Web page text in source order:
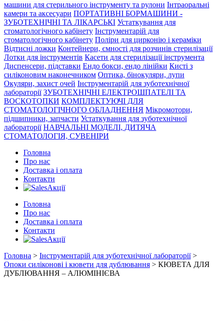
машини для стерильного інструменту та рулони Інтраоральні
камери та аксесуари ПОРТАТИВНІ БОРМАШИНИ -
ЗУБОТЕХНІЧНІ ТА ЛІКАРСЬКІ Устаткування для
стоматологічного кабінету Інструментарій для
стоматологічного кабінету Поліри для цирконію і кераміки
Відтисні ложки Контейнери, ємності для розчинів стерилізації
Лотки для інструментів Касети для стерилізації інструмента
Диспенсери, підставки Ендо бокси, ендо лінійки Кисті з
силіконовим наконечником Оптика, бінокуляри, лупи
Окуляри, захист очей Інструментарій для зуботехнічної
лабораторії ЗУБОТЕХНІЧНІ ЕЛЕКТРОШПАТЕЛІ ТА
ВОСКОТОПКИ КОМПЛЕКТУЮЧІ ДЛЯ
СТОМАТОЛОГІЧНОГО ОБЛАДНЕННЯ Мікромотори,
підшипники, запчасти Устаткування для зуботехнічної
лабораторії НАВЧАЛЬНІ МОДЕЛІ, ДИТЯЧА
СТОМАТОЛОГІЯ, СУВЕНІРИ
Головна
Про нас
Доставка і оплата
Контакти
Акції
Головна
Про нас
Доставка і оплата
Контакти
Акції
Головна > Інструментарій для зуботехнічної лабораторії>
Опоки силіконові і кювети для дублювання > КЮВЕТА ДЛЯ
ДУБЛЮВАННЯ – АЛЮМІНІЄВА